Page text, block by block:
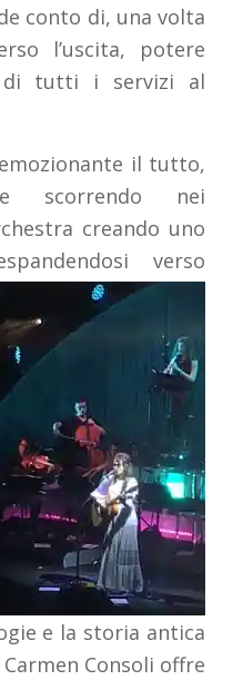
conto di, una volta
l’uscita, potere
di tutti i servizi al
il tutto,
scorrendo nei
creando uno
verso
e la storia antica
Consoli offre